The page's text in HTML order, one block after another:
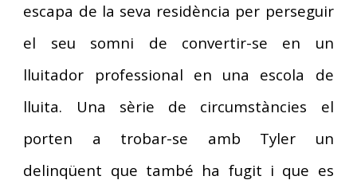
escapa de la seva residència per perseguir
el seu somni de convertir-se en un
lluitador professional en una escola de
lluita. Una sèrie de circumstàncies el
porten a trobar-se amb Tyler un
delinqüent que també ha fugit i que es